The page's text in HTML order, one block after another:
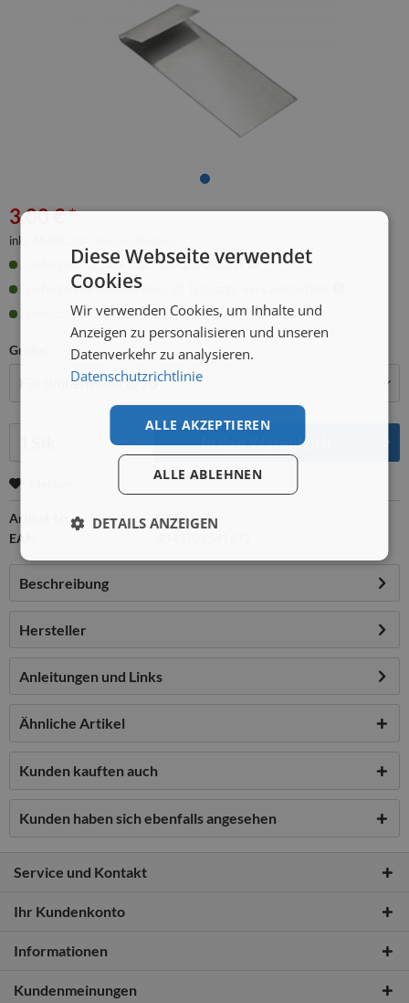
3,00 € *
inkl. MwSt.
Lieferzeit: 12 Tage zzgl. Versandlaufzeit
Lieferzeit Firmenkunden: 12 Tage zzgl. Versandlaufzeit
Selbstabholung: ab Fr., 21.08., 08:00 Uhr
Größe:
In denWarenkorb
Artikel-Nr.:
GR54167
EAN:
Beschreibung
Hersteller
Anleitungen und Links
Ähnliche Artikel
Kunden kauften auch
Kunden haben sich ebenfalls angesehen
Service und Kontakt
Ihr Kundenkonto
Informationen
Kundenmeinungen
Diese Webseite verwendet
Cookies
Wir verwenden Cookies, um Inhalte und
Anzeigen zu personalisieren und unseren
Datenverkehr zu analysieren.
Datenschutzrichtlinie
ALLE AKZEPTIEREN
ALLE ABLEHNEN
DETAILS ANZEIGEN